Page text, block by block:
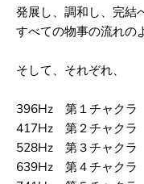
発展し、調和し、完結
すべての物事の流れの
そして、それぞれ、
396Hz 第１チャクラ
417Hz 第２チャクラ
528Hz 第３チャクラ
639Hz 第４チャクラ